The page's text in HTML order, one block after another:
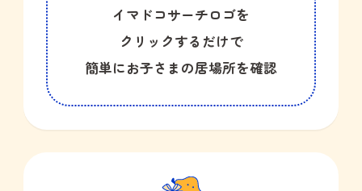
イマドコサーチロゴを
クリックするだけで
簡単にお子さまの居場所を確認